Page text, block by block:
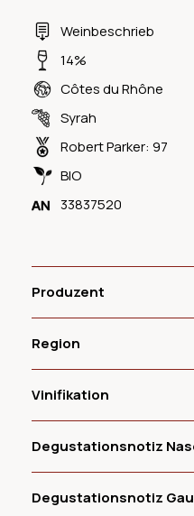
Weinbeschrieb
14%
Côtes du Rhône
Syrah
Robert Parker: 97
BIO
33837520
Produzent
Region
Vinifikation
Degustationsnotiz
Degustationsnotiz